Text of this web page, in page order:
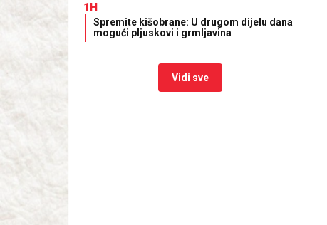
1H
Spremite kišobrane: U drugom dijelu dana
mogući pljuskovi i grmljavina
Vidi sve